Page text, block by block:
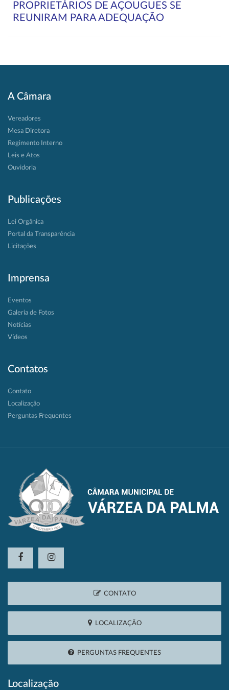
PROPRIETÁRIOS DE AÇOUGUES SE
REUNIRAM PARA ADEQUAÇÃO
A Câmara
Vereadores
Mesa Diretora
Regimento Interno
Leis e Atos
Ouvidoria
Publicações
Lei Orgânica
Portal da Transparência
Licitações
Imprensa
Eventos
Galeria de Fotos
Notícias
Vídeos
Contatos
Contato
Localização
Perguntas Frequentes
CONTATO
LOCALIZAÇÃO
PERGUNTAS FREQUENTES
Localização